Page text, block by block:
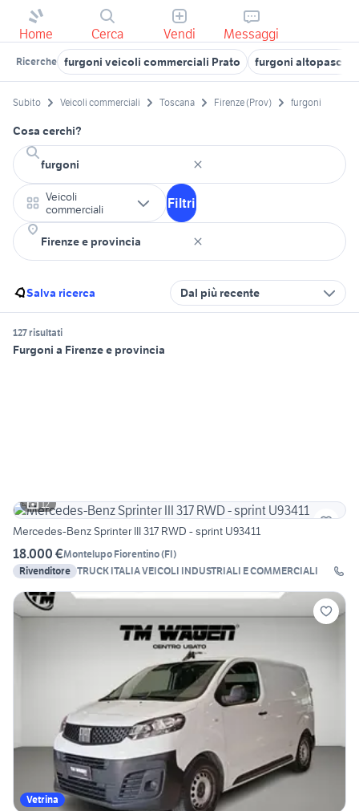
Home Cerca Vendi Messaggi
Ricerche furgoni veicoli commerciali Prato furgoni altopascio
Subito Veicoli commerciali Toscana Firenze (Prov) furgoni
Cosa cerchi?
Veicoli
commerciali
Filtri
Salva ricerca Dal più recente
127 risultati
Furgoni a Firenze e provincia
12
Mercedes-Benz Sprinter III 317 RWD - sprint U93411
18.000 €Montelupo Fiorentino(FI)
Rivenditore TRUCK ITALIA VEICOLI INDUSTRIALI E COMMERCIALI
Vetrina